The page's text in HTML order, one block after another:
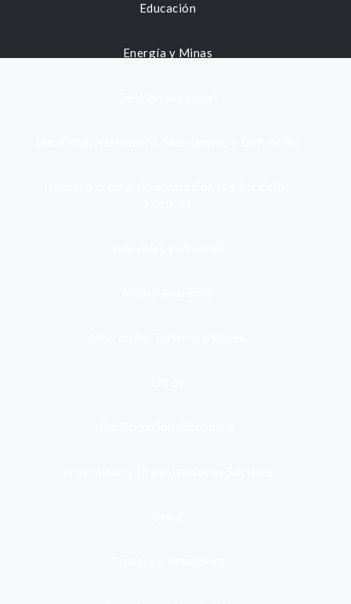
Educación
Energía y Minas